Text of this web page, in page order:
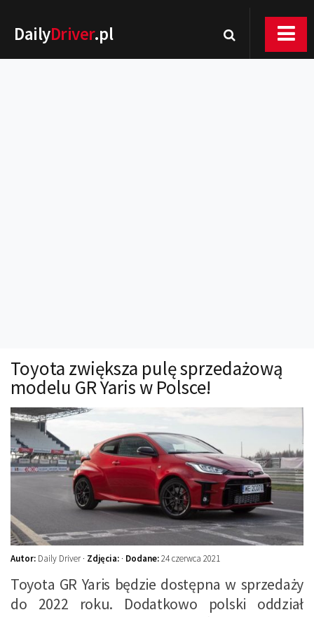
DailyDriver.pl
Technika jazdy
Oświetlenie
Kalkulatory
Przelicznik mocy
Auto z niemiec
Toyota zwiększa pulę sprzedażową
modelu GR Yaris w Polsce!
Autor: Daily Driver · Zdjęcia: · Dodane:24 czerwca 2021
Toyota GR Yaris będzie dostępna w sprzedaży
do 2022 roku. Dodatkowo polski oddział